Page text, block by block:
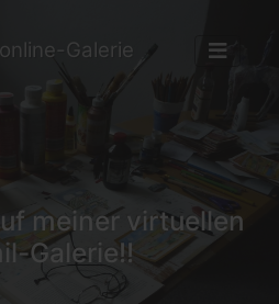
Galerie
meiner virtuellen
Galerie!!